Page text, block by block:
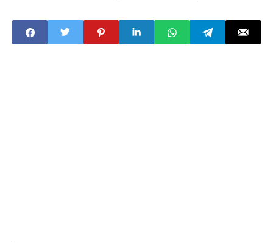
2024